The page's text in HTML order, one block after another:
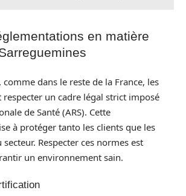
en matière
dans le reste de la France, les
un cadre légal strict imposé
de Santé (ARS). Cette
à protéger tanto les clients que les
Respecter ces normes est
un environnement sain.